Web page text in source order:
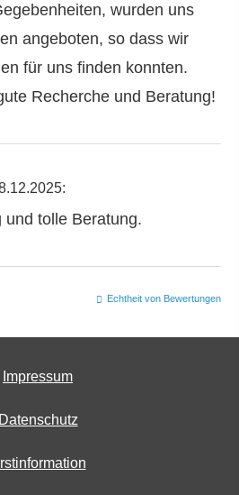
wurden uns
angeboten, so dass wir
für uns finden konnten.
Recherche und Beratung!
und tolle Beratung.
Echtheit von Bewertungen
Impressum
Datenschutz